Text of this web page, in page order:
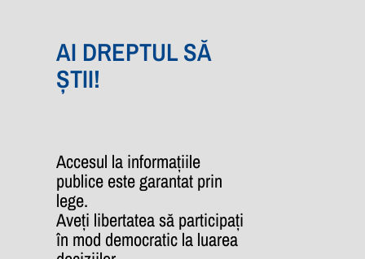
AI DREPTUL SĂ
ȘTII!
Accesul la informațiile
publice este garantat prin
lege.
Aveți libertatea să participați
în mod democratic la luarea